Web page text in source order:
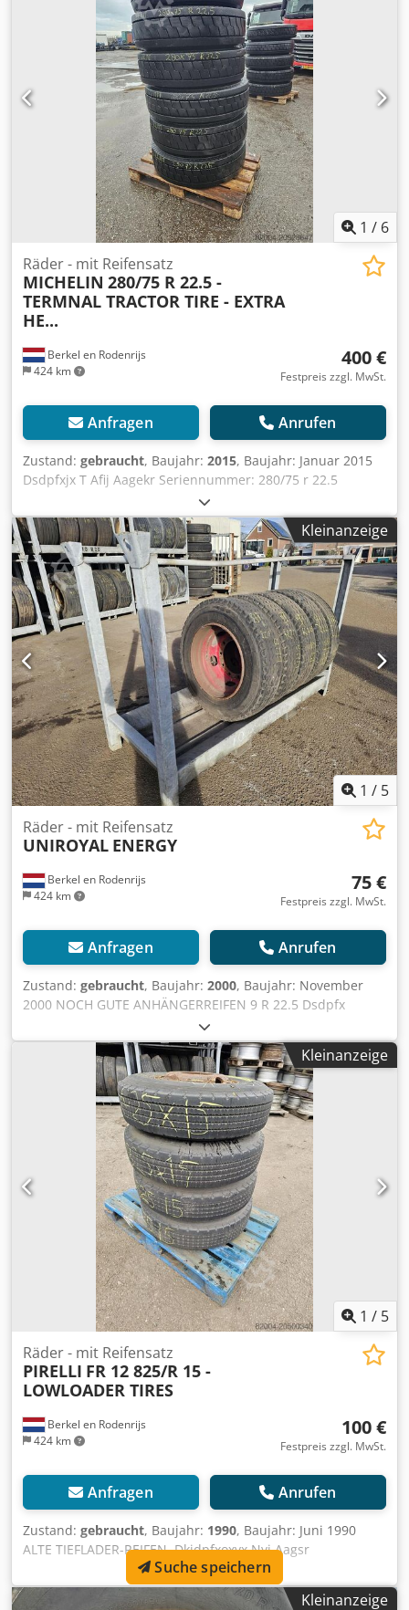
1 / 6
Berkel en Rodenrijs
424 km
Räder - mit Reifensatz
MICHELIN 280/75 R 22.5 -
TERMNAL TRACTOR TIRE - EXTRA
HE...
400 €
Festpreis zzgl. MwSt.
Anfragen Anrufen
Zustand: gebraucht, Baujahr: 2015, Baujahr: Januar 2015
Dsdpfxjx T Afij Aagekr Seriennummer: 280/75 r 22.5
Schöner Terminal-Traktor, Heavy-Duty-Reifen auf Felge
Kleinanzeige
1 / 5
Berkel en Rodenrijs
424 km
Räder - mit Reifensatz
UNIROYAL ENERGY
75 €
Festpreis zzgl. MwSt.
Anfragen Anrufen
Zustand: gebraucht, Baujahr: 2000, Baujahr: November
2000 NOCH GUTE ANHÄNGERREIFEN 9 R 22.5 Dsdpfx
Kleinanzeige
1 / 5
Berkel en Rodenrijs
424 km
Räder - mit Reifensatz
PIRELLI FR 12 825/R 15 -
LOWLOADER TIRES
100 €
Festpreis zzgl. MwSt.
Anfragen Anrufen
Zustand: gebraucht, Baujahr: 1990, Baujahr: Juni 1990
ALTE TIEFLADER-REIFEN. Dkjdpfxoxvx Nyj Aagsr
Kleinanzeige
Suche speichern